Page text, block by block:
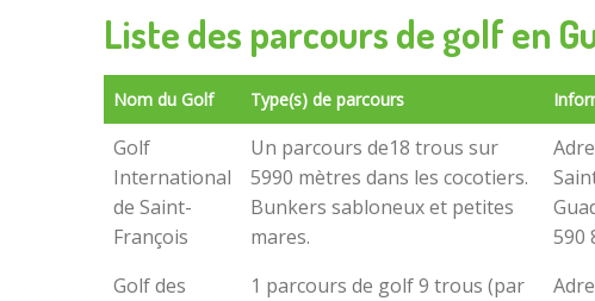
Liste des parcours de golf en
Nom du Golf Type(s) de parcours
Golf
International
de Saint-
François
Un parcours de18 trous sur
5990 mètres dans les cocotiers.
Bunkers sabloneux et petites
mares.
590
Golf des
1 parcours de golf 9 trous (par